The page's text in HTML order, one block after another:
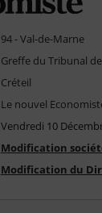
94 - Val-de-Marne
Greffe du Tribunal
Créteil
Le nouvel
Vendredi 10
Modification
Modification du